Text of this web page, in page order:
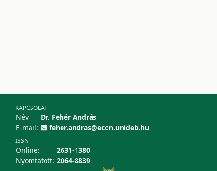
KAPCSOLAT
Név
Dr. Fehér András
E-mail:
feher.andras@econ.unideb.hu
ISSN
Online:
2631-1380
Nyomtatott: 2064-8839